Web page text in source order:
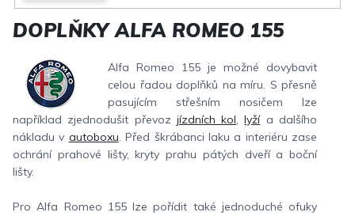
DOPLŇKY ALFA ROMEO 155
Alfa Romeo 155 je možné dovybavit
celou řadou doplňků na míru. S přesně
pasujícím střešním nosičem lze
například zjednodušit převoz jízdních kol,lyžía dalšího
nákladu v autoboxu. Před škrábanci laku a interiéru zase
ochrání prahové lišty, kryty prahu pátých dveří a boční
lišty.
Pro Alfa Romeo 155 lze pořídit také jednoduché ofuky